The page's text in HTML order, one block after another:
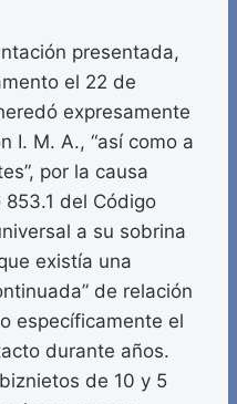
presentada,
el 22 de
expresamente
I. M. A., “así como a
por la causa
del Código
a su sobrina
existía una
de relación
específicamente el
durante años.
de 10 y 5